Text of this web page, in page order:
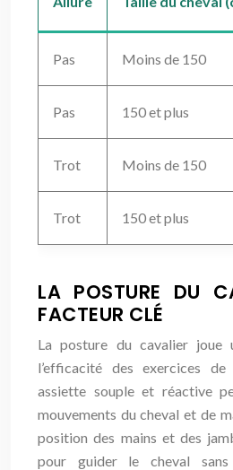
Pas Moins de 150
Pas 150 et plus
Trot Moins de 150
Trot 150 et plus
LA POSTURE DU
FACTEUR CLÉ
La posture du cavalier joue
l’efficacité des exercices
assiette souple et réactive
mouvements du cheval et de
position des mains et des
pour guider le cheval